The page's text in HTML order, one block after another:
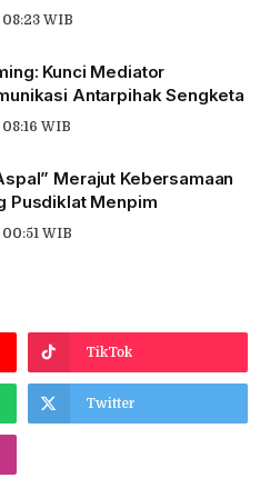
WIB
Kunci Mediator
Antarpihak Sengketa
WIB
Merajut Kebersamaan
Pusdiklat Menpim
WIB
TikTok
Twitter